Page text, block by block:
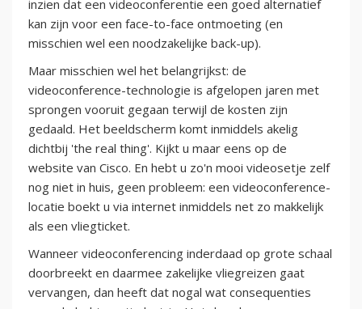
inzien dat een videoconferentie een goed alternatief
kan zijn voor een face-to-face ontmoeting (en
misschien wel een noodzakelijke back-up).
Maar misschien wel het belangrijkst: de
videoconference-technologie is afgelopen jaren met
sprongen vooruit gegaan terwijl de kosten zijn
gedaald. Het beeldscherm komt inmiddels akelig
dichtbij 'the real thing'. Kijkt u maar eens op de
website van Cisco. En hebt u zo'n mooi videosetje zelf
nog niet in huis, geen probleem: een videoconference-
locatie boekt u via internet inmiddels net zo makkelijk
als een vliegticket.
Wanneer videoconferencing inderdaad op grote schaal
doorbreekt en daarmee zakelijke vliegreizen gaat
vervangen, dan heeft dat nogal wat consequenties